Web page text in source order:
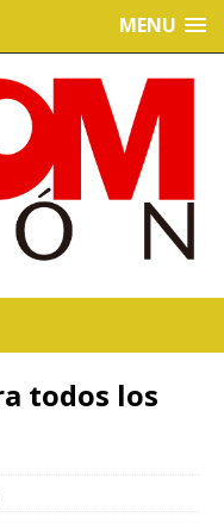
MENU
todos los